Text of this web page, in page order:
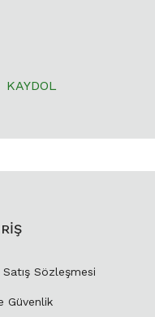
KAYDOL
Sözleşmesi
Güvenlik